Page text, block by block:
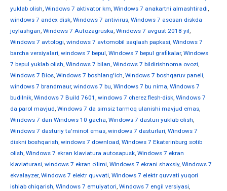
yuklab olish, Windows 7 aktivator km, Windows 7 anakartni almashtiradi,
windows 7 andex disk, Windows 7 antivirus, Windows 7 asosan diskda
joylashgan, Windows 7 Autozagruska, Windows 7 avgust 2018 yil,
Windows 7 avtologi, windows 7 avtomobil saqlash papkasi, Windows 7
barcha versiyalari, windows 7 bepul, Windows 7 bepul grafikalar, Windows
7 bepul yuklab olish, Windows 7 bilan, Windows 7 bildirishnoma ovozi,
Windows 7 Bios, Windows 7 boshlang'ich, Windows 7 boshqaruv paneli,
windows 7 brandmaur, windows 7 bu, Windows 7 bu nima, Windows 7
budilnik, Windows 7 Build 7601 , windows 7 cherez flesh-disk, Windows 7
da parol mavjud, Windows 7 da simsiz tarmoq ulanishi mavjud emas,
Windows 7 dan Windows 10 gacha, Windows 7 dasturi yuklab olish,
Windows 7 dasturiy ta'minot emas, windows 7 dasturlari, Windows 7
diskni boshqarish, windows 7 download, Windows 7 Ekaterinburg sotib
olish, Windows 7 ekran klaviatura autosapusk, Windows 7 ekran
klaviaturasi, windows 7 ekran o'limi, Windows 7 ekrani shaxsiy, Windows 7
ekvalayzer, Windows 7 elektr quvvati, Windows 7 elektr quvvati yuqori
ishlab chiqarish, Windows 7 emulyatori, Windows 7 engil versiyasi,